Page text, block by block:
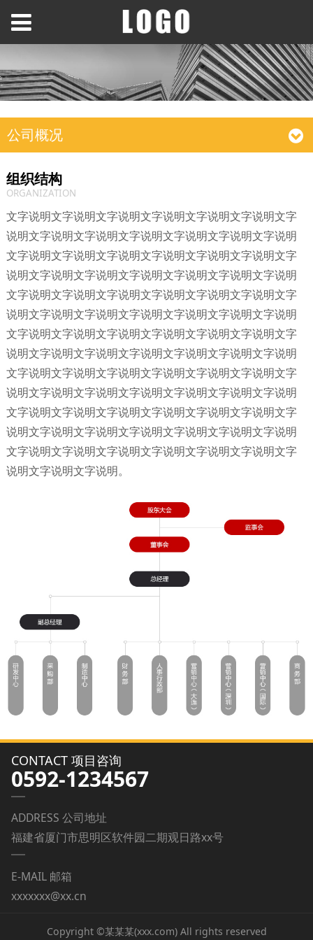
公司概况
组织结构
ORGANIZATION
文字说明文字说明文字说明文字说明文字说明文字说明文字
说明文字说明文字说明文字说明文字说明文字说明文字说明
文字说明文字说明文字说明文字说明文字说明文字说明文字
说明文字说明文字说明文字说明文字说明文字说明文字说明
文字说明文字说明文字说明文字说明文字说明文字说明文字
说明文字说明文字说明文字说明文字说明文字说明文字说明
文字说明文字说明文字说明文字说明文字说明文字说明文字
说明文字说明文字说明文字说明文字说明文字说明文字说明
文字说明文字说明文字说明文字说明文字说明文字说明文字
说明文字说明文字说明文字说明文字说明文字说明文字说明
文字说明文字说明文字说明文字说明文字说明文字说明文字
说明文字说明文字说明文字说明文字说明文字说明文字说明
文字说明文字说明文字说明文字说明文字说明文字说明文字
说明文字说明文字说明。
CONTACT 项目咨询
0592-1234567
ADDRESS 公司地址
福建省厦门市思明区软件园二期观日路xx号
E-MAIL 邮箱
xxxxxxx@xx.cn
Copyright ©某某某(xxx.com) All rights reserved